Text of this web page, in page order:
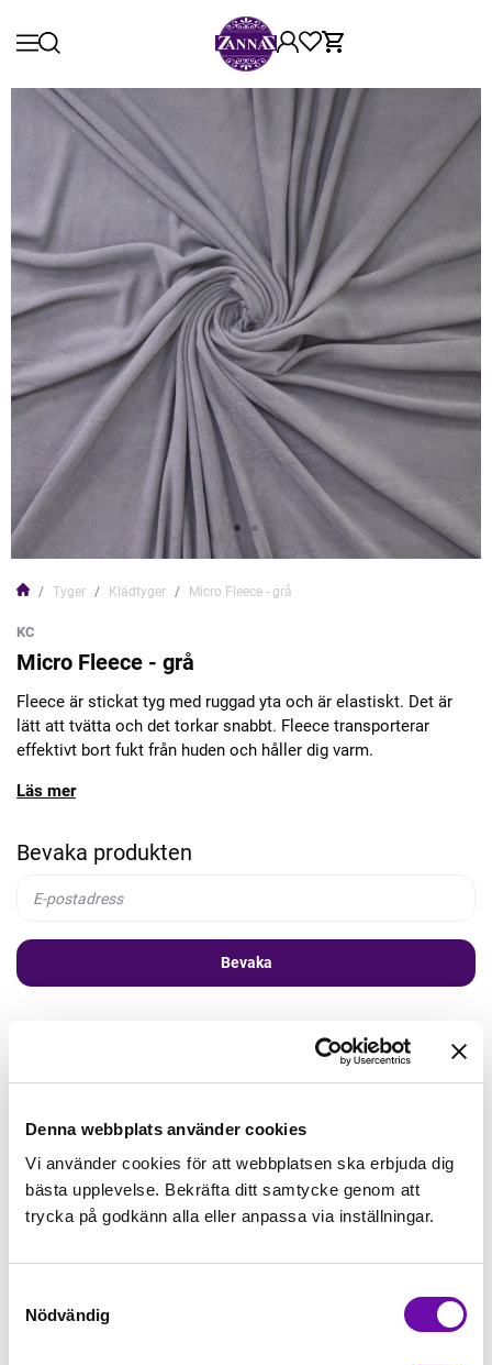
Denna webbplats använder cookies
Vi använder cookies för att webbplatsen ska erbjuda dig
bästa upplevelse. Bekräfta ditt samtycke genom att
trycka på godkänn alla eller anpassa via inställningar.
Nödvändig
Tyger Klädtyger Micro Fleece - grå
KC
Micro Fleece - grå
Fleece är stickat tyg med ruggad yta och är elastiskt. Det är
lätt att tvätta och det torkar snabbt. Fleece transporterar
effektivt bort fukt från huden och håller dig varm.
Läs mer
Bevaka produkten
Bevaka
Lägg först önskad mängd i varukorgen,
välj sedan matchande tillbehör